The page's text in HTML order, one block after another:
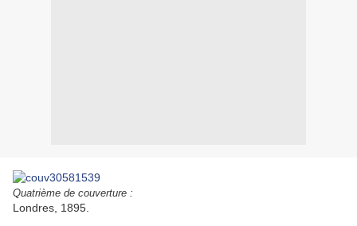
Quatrième de couverture :
Londres, 1895.